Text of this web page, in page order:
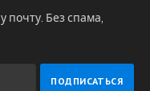
Без спама,